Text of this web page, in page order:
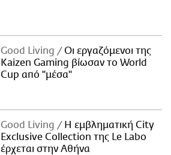
Good Living
Οι εργαζόμενοι της
Kaizen Gaming βίωσαν το World
Cup από "μέσα"
Good Living
Η εμβληματική City
Exclusive Collection της Le Labo
έρχεται στην Αθήνα